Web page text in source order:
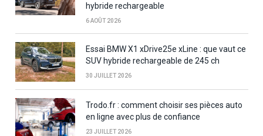
hybride rechargeable
6 AOÛT 2026
Essai BMW X1 xDrive25e xLine : que vaut ce
SUV hybride rechargeable de 245 ch
30 JUILLET 2026
Trodo.fr : comment choisir ses pièces auto
en ligne avec plus de confiance
23 JUILLET 2026